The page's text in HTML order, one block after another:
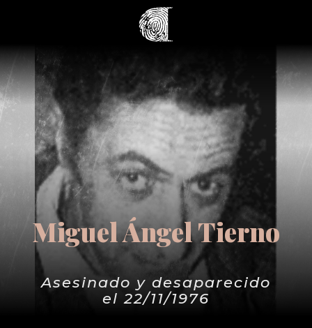
Miguel Ángel Tierno
Asesinado y desaparecido
el 22/11/1976